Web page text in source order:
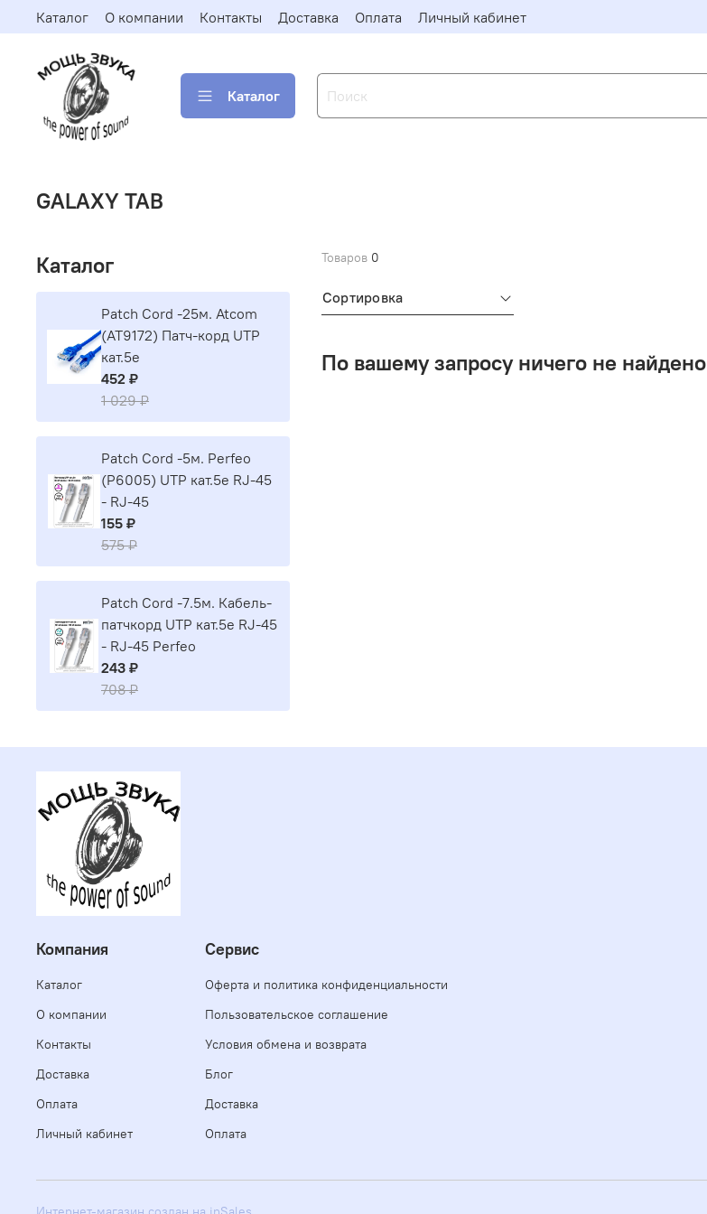
Каталог О компании Контакты Доставка Оплата Личный кабинет
Каталог
GALAXY TAB
Товаров 0
Сортировка
По вашему запросу ничего не найдено
Каталог
Patch Cord -25м. Atcom
(AT9172) Патч-корд UTP
кат.5е
452 ₽
1 029 ₽
Patch Cord -5м. Perfeo
(P6005) UTP кат.5е RJ-45
- RJ-45
155 ₽
575 ₽
Patch Cord -7.5м. Кабель-
патчкорд UTP кат.5е RJ-45
- RJ-45 Perfeo
243 ₽
708 ₽
Компания
Каталог
О компании
Контакты
Доставка
Оплата
Личный кабинет
Сервис
Оферта и политика конфиденциальности
Пользовательское соглашение
Условия обмена и возврата
Блог
Доставка
Оплата